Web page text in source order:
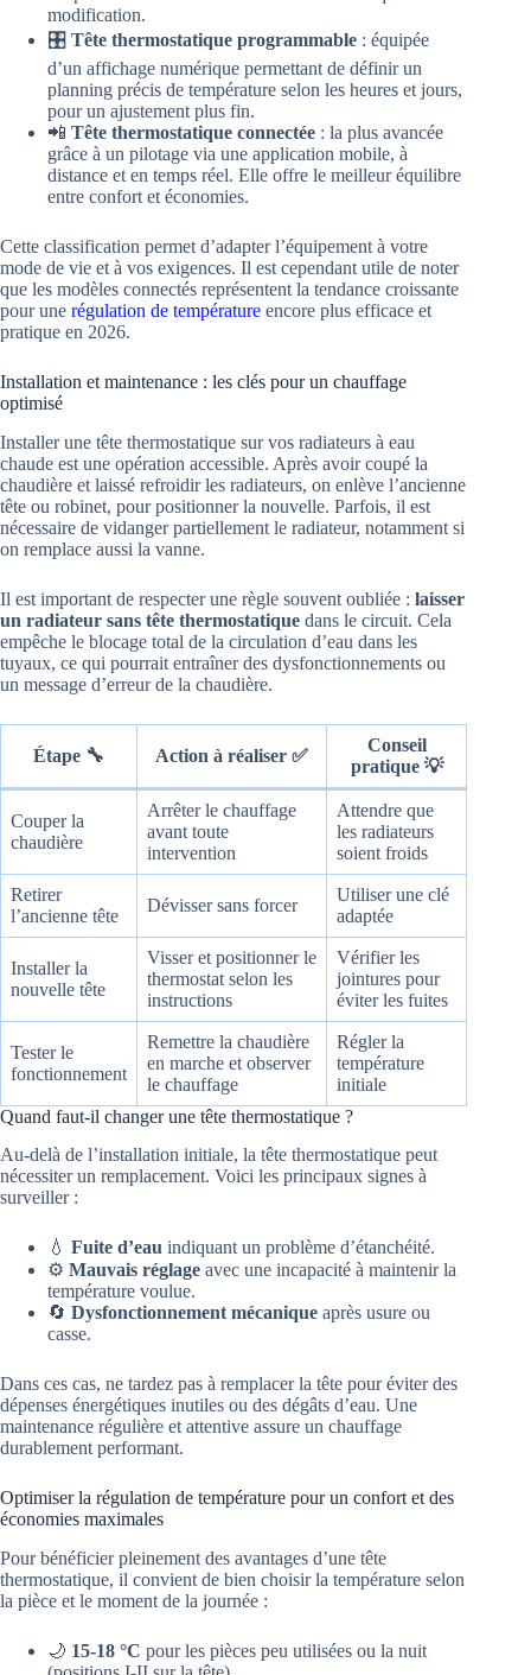
modification.
🎛️ Tête thermostatique programmable : équipée
d’un affichage numérique permettant de définir un
planning précis de température selon les heures et jours,
pour un ajustement plus fin.
📲 Tête thermostatique connectée : la plus avancée
grâce à un pilotage via une application mobile, à
distance et en temps réel. Elle offre le meilleur équilibre
entre confort et économies.
Cette classification permet d’adapter l’équipement à votre
mode de vie et à vos exigences. Il est cependant utile de noter
que les modèles connectés représentent la tendance croissante
pour une régulation de température encore plus efficace et
pratique en 2026.
Installation et maintenance : les clés pour un chauffage
optimisé
Installer une tête thermostatique sur vos radiateurs à eau
chaude est une opération accessible. Après avoir coupé la
chaudière et laissé refroidir les radiateurs, on enlève l’ancienne
tête ou robinet, pour positionner la nouvelle. Parfois, il est
nécessaire de vidanger partiellement le radiateur, notamment si
on remplace aussi la vanne.
Il est important de respecter une règle souvent oubliée : laisser
un radiateur sans tête thermostatique dans le circuit. Cela
empêche le blocage total de la circulation d’eau dans les
tuyaux, ce qui pourrait entraîner des dysfonctionnements ou
un message d’erreur de la chaudière.
Étape 🔧 Action à réaliser ✅
Conseil
pratique 💡
Couper la
chaudière
Arrêter le chauffage
avant toute
intervention
Attendre que
les radiateurs
soient froids
Retirer
l’ancienne tête
Dévisser sans forcer
Utiliser une clé
adaptée
Installer la
nouvelle tête
Visser et positionner le
thermostat selon les
instructions
Vérifier les
jointures pour
éviter les fuites
Tester le
fonctionnement
Remettre la chaudière
en marche et observer
le chauffage
Régler la
température
initiale
Quand faut-il changer une tête thermostatique ?
Au-delà de l’installation initiale, la tête thermostatique peut
nécessiter un remplacement. Voici les principaux signes à
surveiller :
💧 Fuite d’eau indiquant un problème d’étanchéité.
⚙️ Mauvais réglage avec une incapacité à maintenir la
température voulue.
🔄 Dysfonctionnement mécanique après usure ou
casse.
Dans ces cas, ne tardez pas à remplacer la tête pour éviter des
dépenses énergétiques inutiles ou des dégâts d’eau. Une
maintenance régulière et attentive assure un chauffage
durablement performant.
Optimiser la régulation de température pour un confort et des
économies maximales
Pour bénéficier pleinement des avantages d’une tête
thermostatique, il convient de bien choisir la température selon
la pièce et le moment de la journée :
🌙 15-18 °C pour les pièces peu utilisées ou la nuit